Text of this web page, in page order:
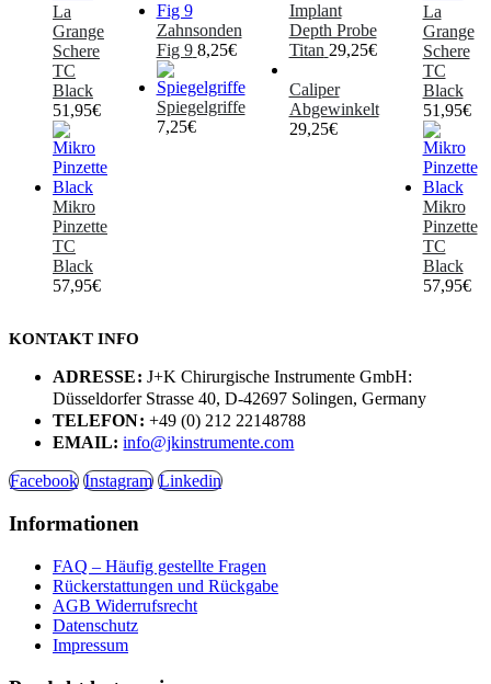
La
Grange
Schere
TC
Black
51,95€
Mikro
Pinzette
TC
Black
57,95€
Zahnsonden
Fig 9 8,25€
Spiegelgriffe
7,25€
Implant
Depth Probe
Titan 29,25€
Caliper
Abgewinkelt
29,25€
La
Grange
Schere
TC
Black
51,95€
Mikro
Pinzette
TC
Black
57,95€
KONTAKT INFO
ADRESSE: J+K Chirurgische Instrumente GmbH:
Düsseldorfer Strasse 40, D-42697 Solingen, Germany
TELEFON: +49 (0) 212 22148788
EMAIL: info@jkinstrumente.com
Facebook Instagram Linkedin
Informationen
FAQ – Häufig gestellte Fragen
Rückerstattungen und Rückgabe
AGB Widerrufsrecht
Datenschutz
Impressum